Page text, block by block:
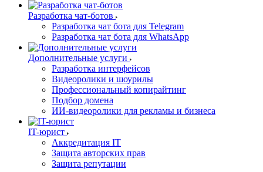
Разработка чат-ботов
Разработка чат бота для Telegram
Разработка чат бота для WhatsApp
Дополнительные услуги
Разработка интерфейсов
Видеоролики и шоурилы
Профессиональный копирайтинг
Подбор домена
ИИ-видеоролики для рекламы и бизнеса
IT-юрист
Аккредитация IT
Защита авторских прав
Защита репутации